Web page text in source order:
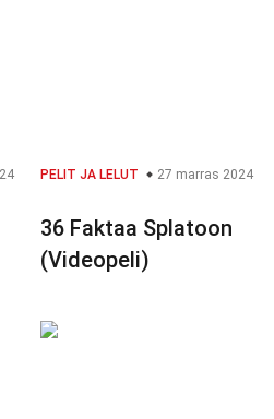
PELIT JA LELUT 27 marras 2024
36 Faktaa Splatoon
(Videopeli)